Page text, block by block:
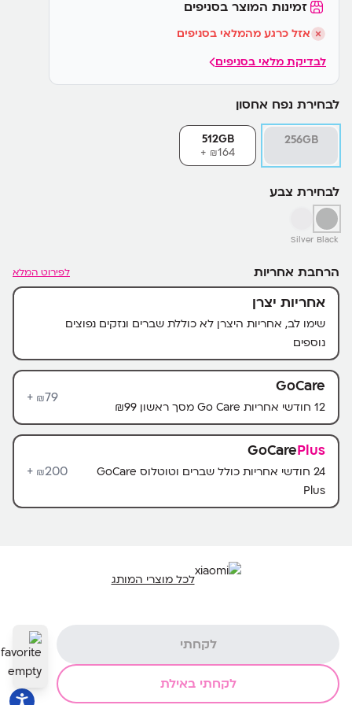
גרסאות עיקריות
זמינות המוצר בסניפים
אזל כרגע מהמלאי בסניפים
לבדיקת מלאי בסניפים
לבחירת נפח אחסון
256GB
512GB
₪164+
לבחירת צבע
Black
Silver
הרחבת אחריות לפירוט המלא
אחריות יצרן
שימו לב, אחריות היצרן לא כוללת שברים ונזקים נפוצים
נוספים
GoCare
12 חודשי אחריות Go Care מסך ראשון ₪99
₪79+
GoCarePlus
24 חודשי אחריות כולל שברים וטוטלוס GoCare
Plus
₪200+
לכל מוצרי המותג
לקחתי
לקחתי באילת